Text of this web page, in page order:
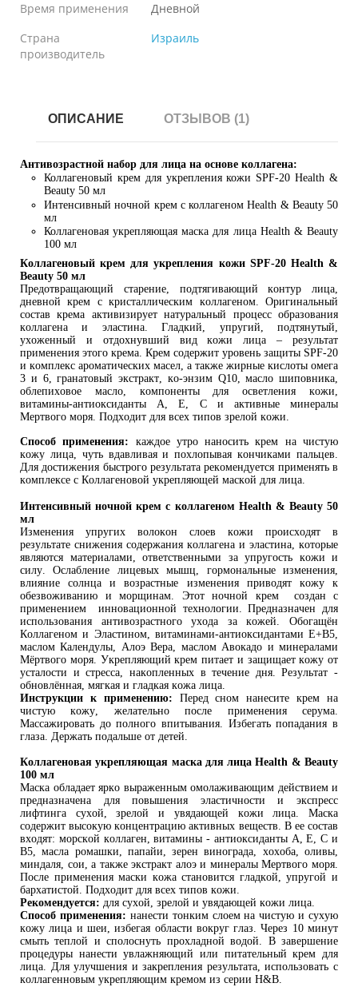
Время применения
Дневной
Страна
производитель
Израиль
ОПИСАНИЕ ОТЗЫВОВ (1)
Антивозрастной набор для лица на основе коллагена:
Коллагеновый крем для укрепления кожи SPF-20 Health &
Beauty 50 мл
Интенсивный ночной крем с коллагеном Health & Beauty 50
мл
Коллагеновая укрепляющая маска для лица Health & Beauty
100 мл
Коллагеновый крем для укрепления кожи SPF-20 Health &
Beauty 50 мл
Предотвращающий старение, подтягивающий контур лица,
дневной крем с кристаллическим коллагеном. Оригинальный
состав крема активизирует натуральный процесс образования
коллагена и эластина. Гладкий, упругий, подтянутый,
ухоженный и отдохнувший вид кожи лица – результат
применения этого крема. Крем содержит уровень защиты SPF-20
и комплекс ароматических масел, а также жирные кислоты омега
3 и 6, гранатовый экстракт, ко-энзим Q10, масло шиповника,
облепиховое масло, компоненты для осветления кожи,
витамины-антиоксиданты А, Е, С и активные минералы
Мертвого моря. Подходит для всех типов зрелой кожи.
Способ применения: каждое утро наносить крем на чистую
кожу лица, чуть вдавливая и похлопывая кончиками пальцев.
Для достижения быстрого результата рекомендуется применять в
комплексе с Коллагеновой укрепляющей маской для лица.
Интенсивный ночной крем с коллагеном Health & Beauty 50
мл
Изменения упругих волокон слоев кожи происходят в
результате снижения содержания коллагена и эластина, которые
являются материалами, ответственными за упругость кожи и
силу. Ослабление лицевых мышц, гормональные изменения,
влияние солнца и возрастные изменения приводят кожу к
обезвоживанию и морщинам. Этот ночной крем создан с
применением инновационной технологии. Предназначен для
использования антивозрастного ухода за кожей. Обогащён
Коллагеном и Эластином, витаминами-антиоксидантами Е+В5,
маслом Календулы, Алоэ Вера, маслом Авокадо и минералами
Мёртвого моря. Укрепляющий крем питает и защищает кожу от
усталости и стресса, накопленных в течение дня. Результат -
обновлённая, мягкая и гладкая кожа лица.
Инструкции к применению: Перед сном нанесите крем на
чистую кожу, желательно после применения серума.
Массажировать до полного впитывания. Избегать попадания в
глаза. Держать подальше от детей.
Коллагеновая укрепляющая маска для лица Health & Beauty
100 мл
Маска обладает ярко выраженным омолаживающим действием и
предназначена для повышения эластичности и экспресс
лифтинга сухой, зрелой и увядающей кожи лица. Маска
содержит высокую концентрацию активных веществ. В ее состав
входят: морской коллаген, витамины - антиоксиданты А, Е, С и
В5, масла ромашки, папайи, зерен винограда, хохоба, оливы,
миндаля, сои, а также экстракт алоэ и минералы Мертвого моря.
После применения маски кожа становится гладкой, упругой и
бархатистой. Подходит для всех типов кожи.
Рекомендуется: для сухой, зрелой и увядающей кожи лица.
Способ применения: нанести тонким слоем на чистую и сухую
кожу лица и шеи, избегая области вокруг глаз. Через 10 минут
смыть теплой и сполоснуть прохладной водой. В завершение
процедуры нанести увлажняющий или питательный крем для
лица. Для улучшения и закрепления результата, использовать с
коллагенновым укрепляющим кремом из серии H&B.